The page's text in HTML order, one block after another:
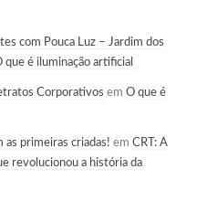
com Pouca Luz – Jardim dos
que é iluminação artificial
Corporativos em O que é
as primeiras criadas! em CRT: A
revolucionou a história da